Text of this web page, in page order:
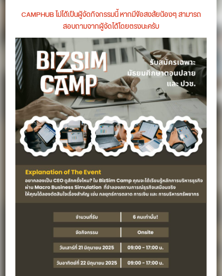
CAMPHUB ไม่ได้เป็นผู้จัดกิจกรรมนี้ หากมีข้อสงสัยน้องๆ สามารถ
สอบถามจากผู้จัดได้โดยตรงนะครับ